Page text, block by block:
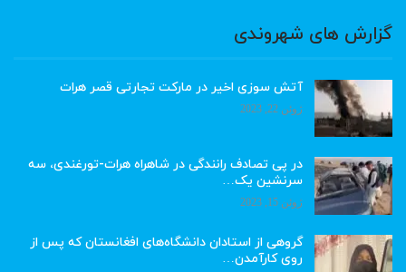
گزارش های شهروندی
آتش سوزی اخیر در مارکت تجارتی قصر هرات
ژوئن 22, 2023
در پی تصادف رانندگی در شاهراه هرات-تورغندی، سه
سرنشین یک…
ژوئن 15, 2023
گروهی از استادان دانشگاه‌های افغانستان که پس از
روی کارآمدن…